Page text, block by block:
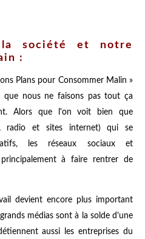
société et notre
:
Plans pour Consommer Malin »
nous ne faisons pas tout ça
Alors que l'on voit bien que
radio et sites internet) qui se
les réseaux sociaux et
à faire rentrer de
devient encore plus important
médias sont à la solde d'une
aussi les entreprises du